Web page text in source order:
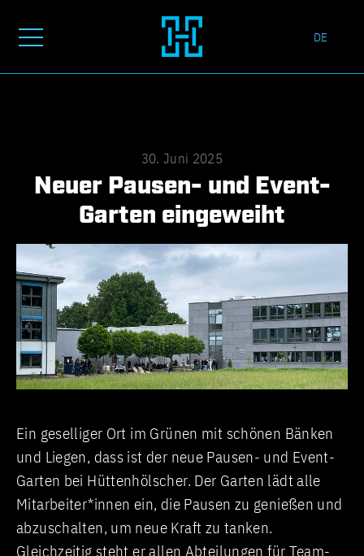
DE
30. Juni 2025
Neuer Pausen- und Event-
Garten eingeweiht
Ein geselliger Ort im Grünen mit schönen Bänken
und Liegen, dass ist der neue Pausen- und Event-
Garten bei Hüttenhölscher. Der Garten lädt alle
Mitarbeiter*innen ein, die Pausen zu genießen und
abzuschalten, um neue Kraft zu tanken.
Gleichzeitig steht er allen Abteilungen für Team-